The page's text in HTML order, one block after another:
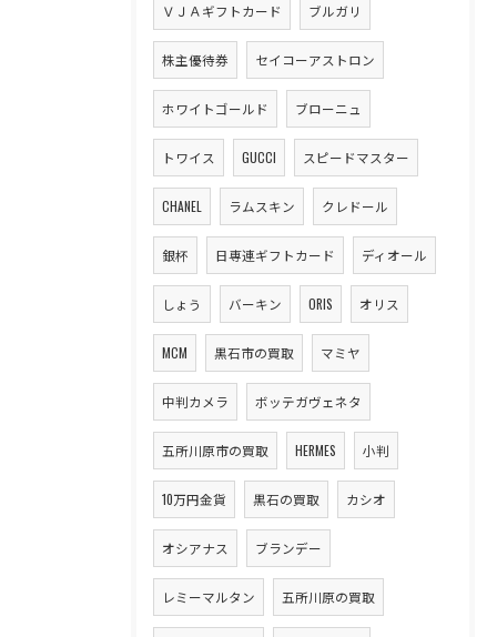
ＶＪＡギフトカード ブルガリ
株主優待券 セイコーアストロン
ホワイトゴールド ブローニュ
トワイス GUCCI スピードマスター
CHANEL ラムスキン クレドール
銀杯 日専連ギフトカード ディオール
しょう バーキン ORIS オリス
MCM 黒石市の買取 マミヤ
中判カメラ ボッテガヴェネタ
五所川原市の買取 HERMES 小判
10万円金貨 黒石の買取 カシオ
オシアナス ブランデー
レミーマルタン 五所川原の買取